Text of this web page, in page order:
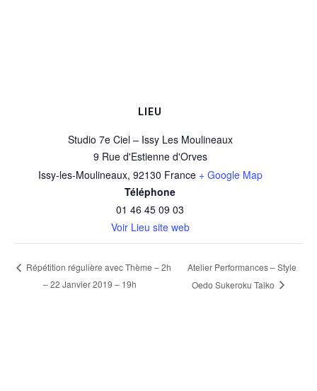
LIEU
Studio 7e Ciel – Issy Les Moulineaux
9 Rue d'Estienne d'Orves
Issy-les-Moulineaux, 92130 France + Google Map
Téléphone
01 46 45 09 03
Voir Lieu site web
Répétition régulière avec Thème – 2h
– 22 Janvier 2019 – 19h
Atelier Performances – Style
Oedo Sukeroku Taiko